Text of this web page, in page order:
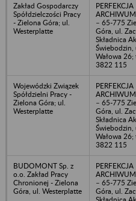
Zakład Gospodarczy
Spółdzielczości Pracy
- Zielona Góra; ul.
Westerplatte
PERFEKCJA
ARCHIWUM
– 65-775
Góra, ul.
Składnica
Świebodzin,
Wałowa
3822 115
Wojewódzki Związek
Spółdzielni Pracy -
Zielona Góra; ul.
Westerplatte
PERFEKCJA
ARCHIWUM
– 65-775
Góra, ul.
Składnica
Świebodzin,
Wałowa
3822 115
BUDOMONT Sp. z
o.o. Zakład Pracy
Chronionej - Zielona
Góra, ul. Westerplatte
PERFEKCJA
ARCHIWUM
– 65-775
Góra, ul.